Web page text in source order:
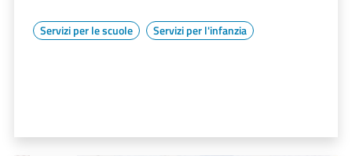
Servizi per le scuole Servizi per l'infanzia